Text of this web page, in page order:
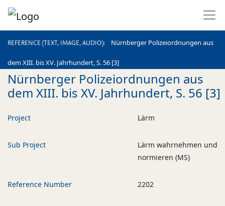
REFERENCE (TEXT, IMAGE, AUDIO) Nürnberger Polizeiordnungen aus
dem XIII. bis XV. Jahrhundert, S. 56 [3]
REFERENCE (TEXT, IMAGE, AUDIO)
Nürnberger Polizeiordnungen aus
dem XIII. bis XV. Jahrhundert, S. 56 [3]
Project Lärm
Sub Project
Lärm wahrnehmen und
normieren (MS)
Reference Number 2202